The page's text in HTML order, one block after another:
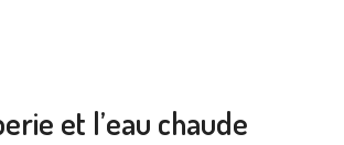
et l’eau chaude